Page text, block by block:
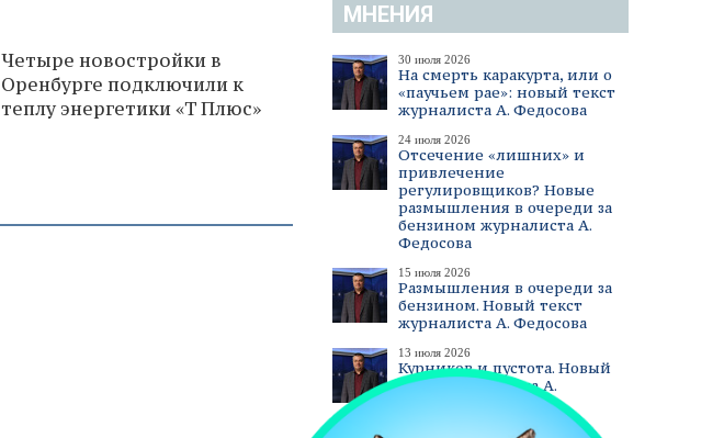
МНЕНИЯ
30 июля 2026
На смерть каракурта, или о
«паучьем рае»: новый текст
журналиста А. Федосова
24 июля 2026
Отсечение «лишних» и
привлечение
регулировщиков? Новые
размышления в очереди за
бензином журналиста А.
Федосова
15 июля 2026
Размышления в очереди за
бензином. Новый текст
журналиста А. Федосова
13 июля 2026
Курников и пустота. Новый
текст журналиста А.
смотреть все
Четыре новостройки в
Оренбурге подключили к
теплу энергетики «Т Плюс»